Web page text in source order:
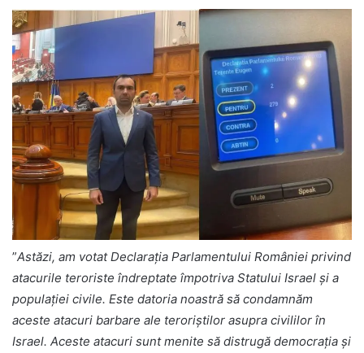
”Astăzi, am votat Declaraţia Parlamentului României privind
atacurile teroriste îndreptate împotriva Statului Israel şi a
populaţiei civile. Este datoria noastră să condamnăm
aceste atacuri barbare ale teroriștilor asupra civililor în
Israel. Aceste atacuri sunt menite să distrugă democrația și